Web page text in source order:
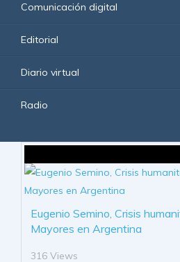
Comunicación digital
Editorial
Diario virtual
Radio
Eugenio Semino, Crisis
Mayores en Argentina
316 Views